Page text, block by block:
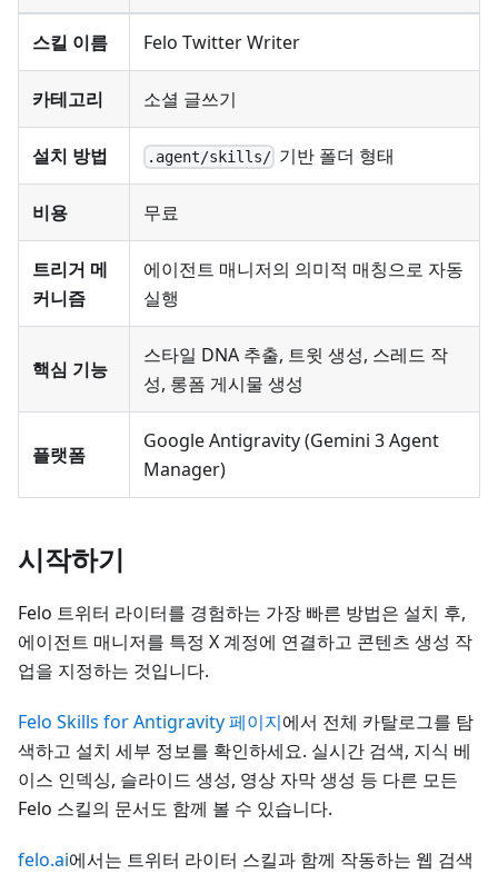
스킬 이름 Felo Twitter Writer
카테고리 소셜 글쓰기
설치 방법 .agent/skills/ 기반 폴더 형태
비용 무료
트리거 메
커니즘
에이전트 매니저의 의미적 매칭으로 자동
실행
핵심 기능
스타일 DNA 추출, 트윗 생성, 스레드 작
성, 롱폼 게시물 생성
플랫폼
Google Antigravity (Gemini 3 Agent
Manager)
시작하기
Felo 트위터 라이터를 경험하는 가장 빠른 방법은 설치 후,
에이전트 매니저를 특정 X 계정에 연결하고 콘텐츠 생성 작
업을 지정하는 것입니다.
Felo Skills for Antigravity 페이지에서 전체 카탈로그를 탐
색하고 설치 세부 정보를 확인하세요. 실시간 검색, 지식 베
이스 인덱싱, 슬라이드 생성, 영상 자막 생성 등 다른 모든
Felo 스킬의 문서도 함께 볼 수 있습니다.
felo.ai에서는 트위터 라이터 스킬과 함께 작동하는 웹 검색